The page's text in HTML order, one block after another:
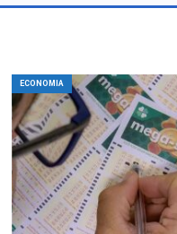
ECONOMIA